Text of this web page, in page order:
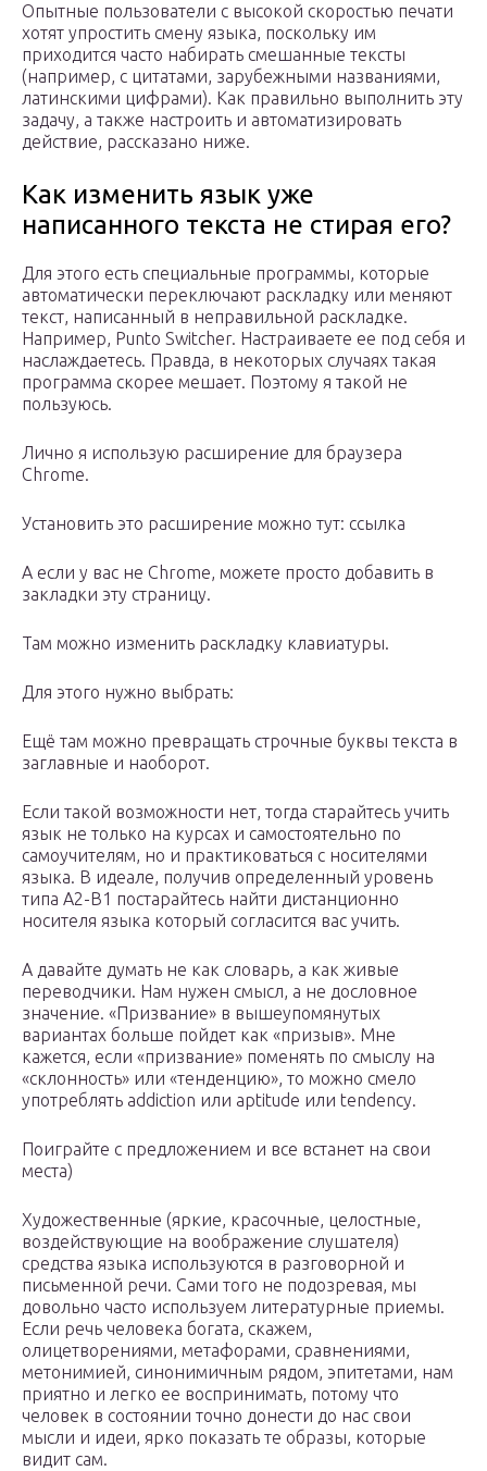
Опытные пользователи с высокой скоростью печати
хотят упростить смену языка, поскольку им
приходится часто набирать смешанные тексты
(например, с цитатами, зарубежными названиями,
латинскими цифрами). Как правильно выполнить эту
задачу, а также настроить и автоматизировать
действие, рассказано ниже.
Как изменить язык уже
написанного текста не стирая его?
Для этого есть специальные программы, которые
автоматически переключают раскладку или меняют
текст, написанный в неправильной раскладке.
Например, Punto Switcher. Настраиваете ее под себя и
наслаждаетесь. Правда, в некоторых случаях такая
программа скорее мешает. Поэтому я такой не
пользуюсь.
Лично я использую расширение для браузера
Chrome.
Установить это расширение можно тут: ссылка
А если у вас не Chrome, можете просто добавить в
закладки эту страницу.
Там можно изменить раскладку клавиатуры.
Для этого нужно выбрать:
Ещё там можно превращать строчные буквы текста в
заглавные и наоборот.
Если такой возможности нет, тогда старайтесь учить
язык не только на курсах и самостоятельно по
самоучителям, но и практиковаться с носителями
языка. В идеале, получив определенный уровень
типа А2-В1 постарайтесь найти дистанционно
носителя языка который согласится вас учить.
А давайте думать не как словарь, а как живые
переводчики. Нам нужен смысл, а не дословное
значение. «Призвание» в вышеупомянутых
вариантах больше пойдет как «призыв». Мне
кажется, если «призвание» поменять по смыслу на
«склонность» или «тенденцию», то можно смело
употреблять addiction или aptitude или tendency.
Поиграйте с предложением и все встанет на свои
места)
Художественные (яркие, красочные, целостные,
воздействующие на воображение слушателя)
средства языка используются в разговорной и
письменной речи. Сами того не подозревая, мы
довольно часто используем литературные приемы.
Если речь человека богата, скажем,
олицетворениями, метафорами, сравнениями,
метонимией, синонимичным рядом, эпитетами, нам
приятно и легко ее воспринимать, потому что
человек в состоянии точно донести до нас свои
мысли и идеи, ярко показать те образы, которые
видит сам.